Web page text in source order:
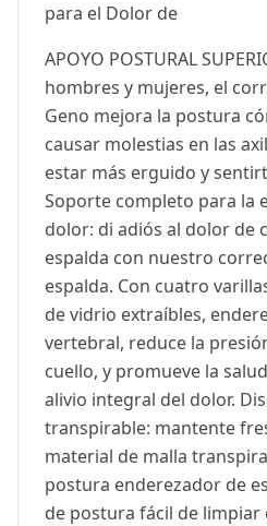
para el Dolor de
APOYO POSTURAL
hombres y mujeres, el
Geno mejora la postura
causar molestias en las
estar más erguido y
Soporte completo para la
dolor: di adiós al dolor de
espalda con nuestro
espalda. Con cuatro
de vidrio extraíbles,
vertebral, reduce la
cuello, y promueve la
alivio integral del dolor.
transpirable: mantente
material de malla
postura enderezador de
de postura fácil de limpiar